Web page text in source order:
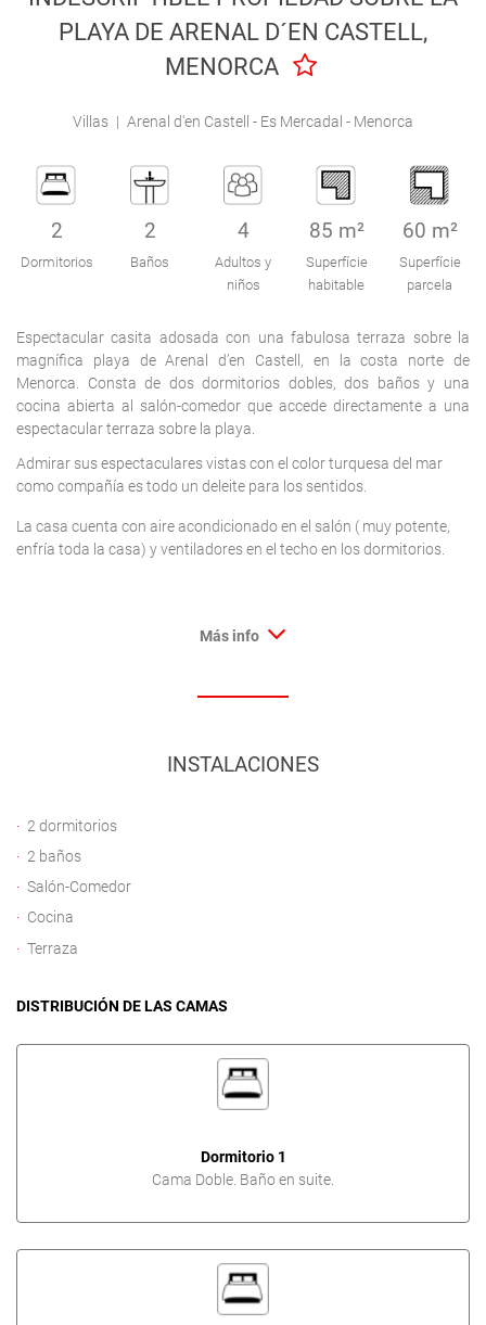
Engel & Völkers Holiday Villas
PLAYA DE ARENAL D´EN CASTELL,
MENORCA
Villas | Arenal d'en Castell - Es Mercadal - Menorca
2
Dormitorios
2
Baños
4
Adultos y
niños
85 m²
Superfície
habitable
60 m²
Superfície
parcela
Espectacular casita adosada con una fabulosa terraza sobre la
magnífica playa de Arenal d’en Castell, en la costa norte de
Menorca. Consta de dos dormitorios dobles, dos baños y una
cocina abierta al salón-comedor que accede directamente a una
espectacular terraza sobre la playa.
Admirar sus espectaculares vistas con el color turquesa del mar
como compañía es todo un deleite para los sentidos.
La casa cuenta con aire acondicionado en el salón ( muy potente,
enfría toda la casa) y ventiladores en el techo en los dormitorios.
Más info
INSTALACIONES
2 dormitorios
2 baños
Salón-Comedor
Cocina
Terraza
DISTRIBUCIÓN DE LAS CAMAS
Dormitorio 1
Cama Doble. Baño en suite.